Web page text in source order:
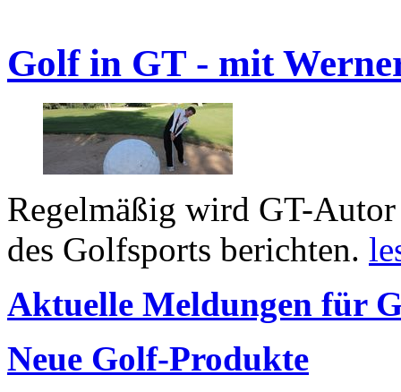
Golf in GT - mit
Regelmäßig wird GT-
des Golfsports berichten.
Aktuelle Meldungen für
Neue Golf-Produkte